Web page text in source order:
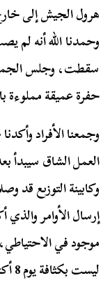
هرول الجيش إلى
وحمدنا الله أنه لم
سقطت، وجلس
حفرة عميقة مملوءة
وجمعنا الأفراد
العمل الشاق سيبدأ
وكابينة التوزىع قد
إرسال الأوامر والذي
موجود في
ليست بكثافة يوم 8 أكتوبر.